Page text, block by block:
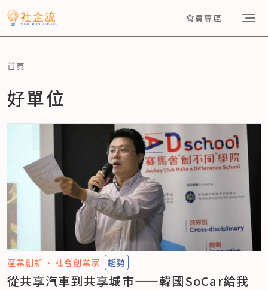
會員專區
首頁
好單位
產業創新 社會創業家 趨勢
從共享汽車到共享城市——韓國SoCar給我